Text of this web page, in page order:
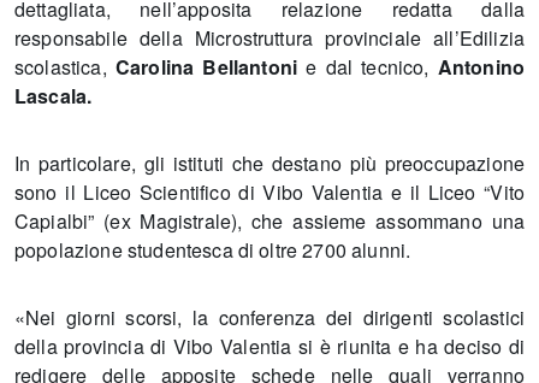
dettagliata, nell’apposita relazione redatta dalla
responsabile della Microstruttura provinciale all’Edilizia
scolastica, Carolina Bellantoni e dal tecnico, Antonino
Lascala.
In particolare, gli istituti che destano più preoccupazione
sono il Liceo Scientifico di Vibo Valentia e il Liceo “Vito
Capialbi” (ex Magistrale), che assieme assommano una
popolazione studentesca di oltre 2700 alunni.
«Nei giorni scorsi, la conferenza dei dirigenti scolastici
della provincia di Vibo Valentia si è riunita e ha deciso di
redigere delle apposite schede nelle quali verranno